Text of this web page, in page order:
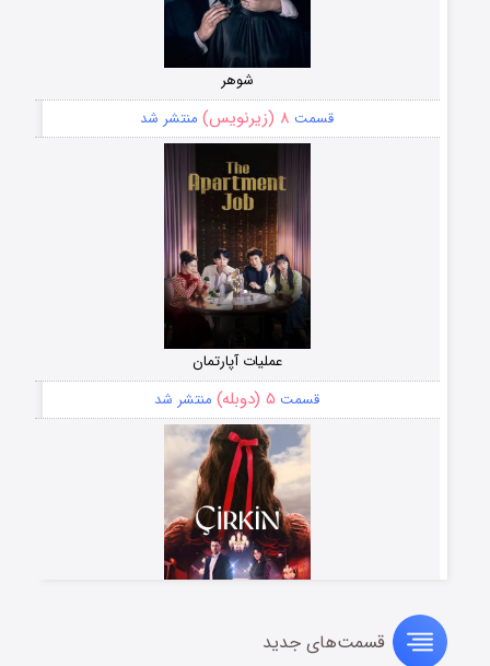
شوهر
قسمت ۸ (زیرنویس) منتشر شد
عملیات آپارتمان
قسمت ۵ (دوبله) منتشر شد
سریال زشتقسمت‌های جدید